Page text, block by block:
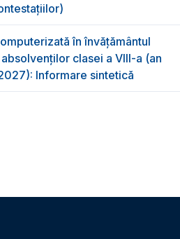
în învăţământul
clasei a VIII-a (an
Informare sintetică